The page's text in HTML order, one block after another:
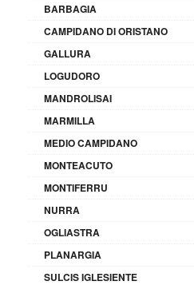
BARBAGIA
CAMPIDANO DI ORISTANO
GALLURA
LOGUDORO
MANDROLISAI
MARMILLA
MEDIO CAMPIDANO
MONTEACUTO
MONTIFERRU
NURRA
OGLIASTRA
PLANARGIA
SULCIS IGLESIENTE